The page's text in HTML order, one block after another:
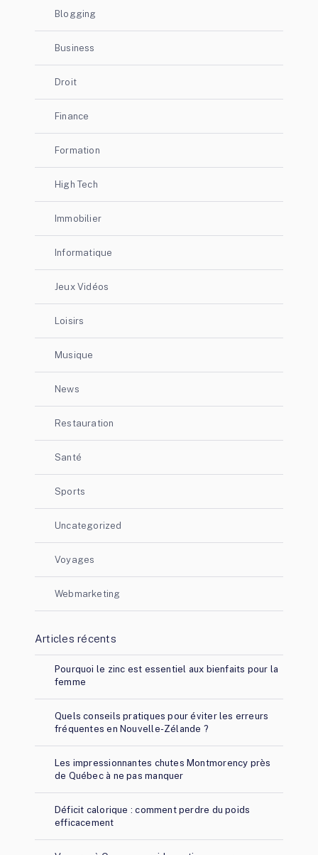
Blogging
Business
Droit
Finance
Formation
High Tech
Immobilier
Informatique
Jeux Vidéos
Loisirs
Musique
News
Restauration
Santé
Sports
Uncategorized
Voyages
Webmarketing
Articles récents
Pourquoi le zinc est essentiel aux bienfaits pour la
femme
Quels conseils pratiques pour éviter les erreurs
fréquentes en Nouvelle-Zélande ?
Les impressionnantes chutes Montmorency près
de Québec à ne pas manquer
Déficit calorique : comment perdre du poids
efficacement